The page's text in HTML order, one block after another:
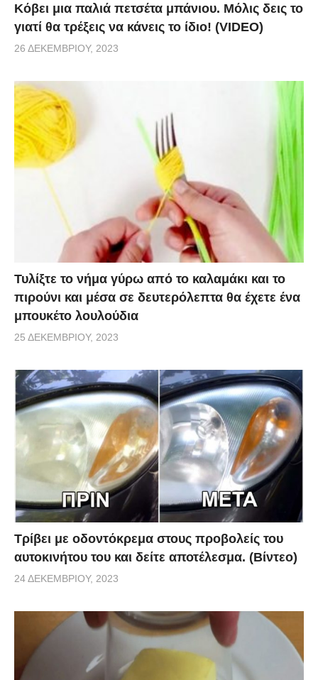
Κόβει μια παλιά πετσέτα μπάνιου. Μόλις δεις το
γιατί θα τρέξεις να κάνεις το ίδιο! (VIDEO)
26 ΔΕΚΕΜΒΡΊΟΥ, 2023
Τυλίξτε το νήμα γύρω από το καλαμάκι και το
πιρούνι και μέσα σε δευτερόλεπτα θα έχετε ένα
μπουκέτο λουλούδια
25 ΔΕΚΕΜΒΡΊΟΥ, 2023
Τρίβει με οδοντόκρεμα στους προβολείς του
αυτοκινήτου του και δείτε αποτέλεσμα. (Βίντεο)
24 ΔΕΚΕΜΒΡΊΟΥ, 2023